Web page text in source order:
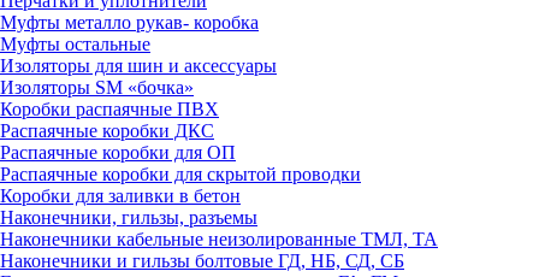
Муфты металло рукав- коробка
Муфты остальные
Изоляторы для шин и аксессуары
Изоляторы SM «бочка»
Коробки распаячные ПВХ
Распаячные коробки ДКС
Распаячные коробки для ОП
Распаячные коробки для скрытой проводки
Коробки для заливки в бетон
Наконечники, гильзы, разъемы
Наконечники кабельные неизолированные ТМЛ, ТА
Наконечники и гильзы болтовые ГД, НБ, СД, СБ